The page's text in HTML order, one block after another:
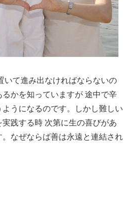
いて進み出なければならないの
かを知っていますが 途中で辛
ようになるのです。しかし難しい
践する時 次第に生の喜びがあ
なぜならば善は永遠と連結され